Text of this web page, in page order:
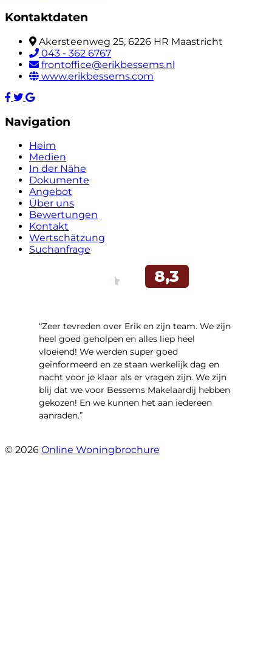
Kontaktdaten
Akersteenweg 25, 6226 HR Maastricht
043 - 362 6767
frontoffice@erikbessems.nl
www.erikbessems.com
Navigation
Heim
Medien
In der Nähe
Dokumente
Angebot
Über uns
Bewertungen
Kontakt
Wertschätzung
Suchanfrage
“Zeer tevreden over Erik en zijn team. We zijn
heel goed geholpen en alles liep heel
vloeiend! We werden super goed
geïnformeerd en ze staan werkelijk dag en
nacht voor je klaar als er vragen zijn. We zijn
blij dat we voor Bessems Makelaardij hebben
gekozen! En we kunnen het aan iedereen
aanraden.”
© 2026 Online Woningbrochure